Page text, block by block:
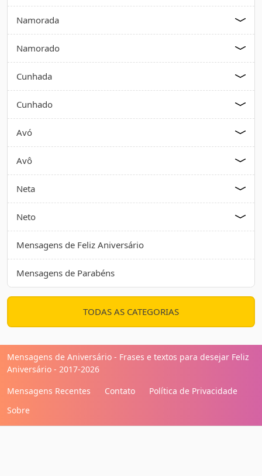
Namorada
Namorado
Cunhada
Cunhado
Avó
Avô
Neta
Neto
Mensagens de Feliz Aniversário
Mensagens de Parabéns
TODAS AS CATEGORIAS
Mensagens de Aniversário - Frases e textos para desejar Feliz
Aniversário - 2017-2026
Mensagens Recentes
Contato
Política de Privacidade
Sobre